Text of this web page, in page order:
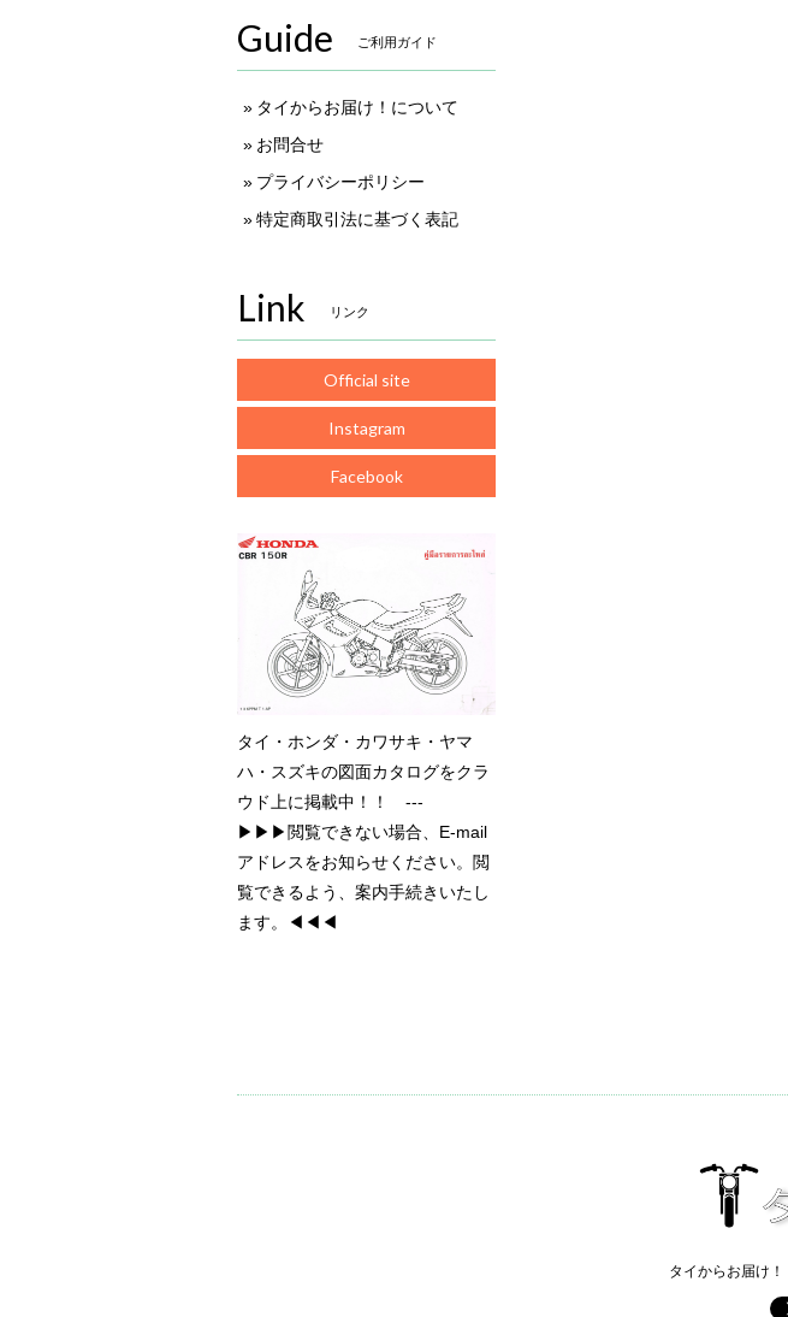
Guide ご利用ガイド
タイからお届け！について
お問合せ
プライバシーポリシー
特定商取引法に基づく表記
Link リンク
Official site
Instagram
Facebook
タイ・ホンダ・カワサキ・ヤマ
ハ・スズキの図面カタログをクラ
ウド上に掲載中！！ ---
▶▶▶閲覧できない場合、E-mail
アドレスをお知らせください。閲
覧できるよう、案内手続きいたし
ます。◀◀◀
タイからお届け！